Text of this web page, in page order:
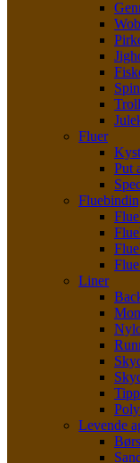
Fluer
Put
Liner
Levende